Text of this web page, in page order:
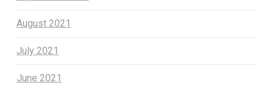
August 2021
July 2021
June 2021